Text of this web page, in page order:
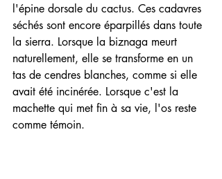
l'épine dorsale du cactus. Ces cadavres
séchés sont encore éparpillés dans toute
la sierra. Lorsque la biznaga meurt
naturellement, elle se transforme en un
tas de cendres blanches, comme si elle
avait été incinérée. Lorsque c'est la
machette qui met fin à sa vie, l'os reste
comme témoin.